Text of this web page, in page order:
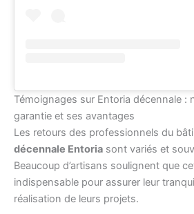
Témoignages sur Entoria décennale :
garantie et ses avantages
Les retours des professionnels du
décennale Entoria sont variés et
Beaucoup d’artisans soulignent que
indispensable pour assurer leur
réalisation de leurs projets.